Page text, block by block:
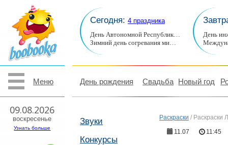
Меню
09.08.2026
воскресенье
Узнать больше
Сегодня: 4 праздника
День Автономной Республик…
Зимний день согревания ми…
День
День рождения Свадьба Новый год
Звуки
Конкурсы
Раскраски / Раскраски
11.07
11:45